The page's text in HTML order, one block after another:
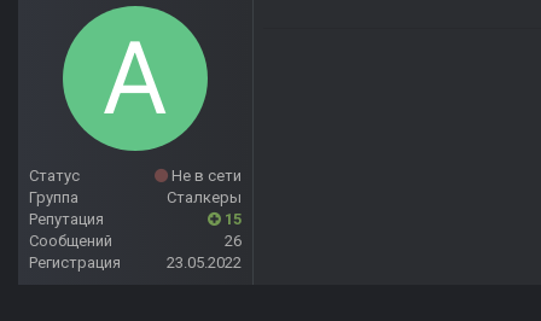
Статус
Не в сети
Группа
Сталкеры
Репутация
15
Сообщений
26
Регистрация
23.05.2022